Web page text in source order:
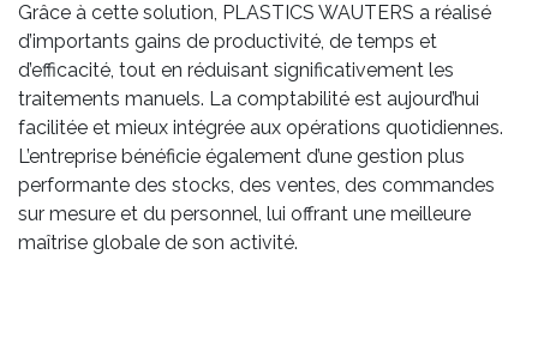
Grâce à cette solution, PLASTICS WAUTERS a réalisé
d’importants gains de productivité, de temps et
d’efficacité, tout en réduisant significativement les
traitements manuels. La comptabilité est aujourd’hui
facilitée et mieux intégrée aux opérations quotidiennes.
L’entreprise bénéficie également d’une gestion plus
performante des stocks, des ventes, des commandes
sur mesure et du personnel, lui offrant une meilleure
maîtrise globale de son activité.